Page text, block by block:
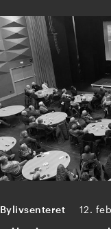
Bylivsenteret 12.